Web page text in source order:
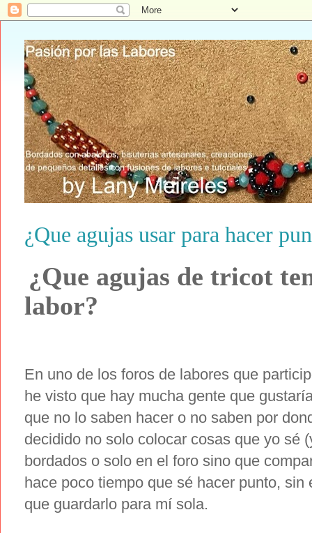
¿Que agujas usar para hacer
¿Que agujas de tricot
labor?
En uno de los foros de labores que
he visto que hay mucha gente que
que no lo saben hacer o no saben por
decidido no solo colocar cosas que yo sé
bordados o solo en el foro sino que
hace poco tiempo que sé hacer punto,
que guardarlo para mí sola.